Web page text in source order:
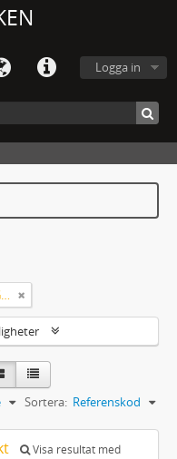
Logga in
Koralbok: Melodierna till nr 1-118 uti Gamla Psalmboken, enstämmigt satta
Sortera: Referenskod
Visa resultat med